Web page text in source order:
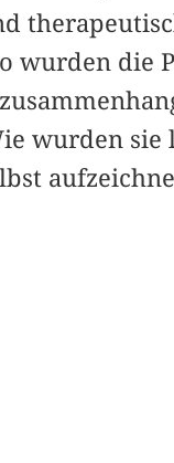
wurden die
wurden sie